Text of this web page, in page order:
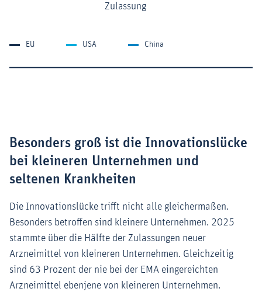
Besonders groß ist die Innovationslücke
bei kleineren Unternehmen und
seltenen Krankheiten
Die Innovationslücke trifft nicht alle gleichermaßen.
Besonders betroffen sind kleinere Unternehmen. 2025
stammte über die Hälfte der Zulassungen neuer
Arzneimittel von kleineren Unternehmen. Gleichzeitig
sind 63 Prozent der nie bei der EMA eingereichten
Arzneimittel ebenjene von kleineren Unternehmen.